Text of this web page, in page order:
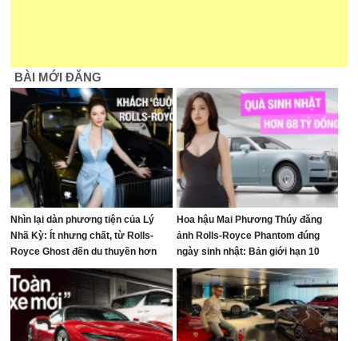
BÀI MỚI ĐĂNG
Nhìn lại dàn phương tiện của Lý
Nhã Kỳ: Ít nhưng chất, từ Rolls-
Royce Ghost đến du thuyền hơn
100 tỷ đồng
Hoa hậu Mai Phương Thúy đăng
ảnh Rolls-Royce Phantom đúng
ngày sinh nhật: Bản giới hạn 10
chiếc toàn cầu, giá quy đổi gần 68
tỷ đồng